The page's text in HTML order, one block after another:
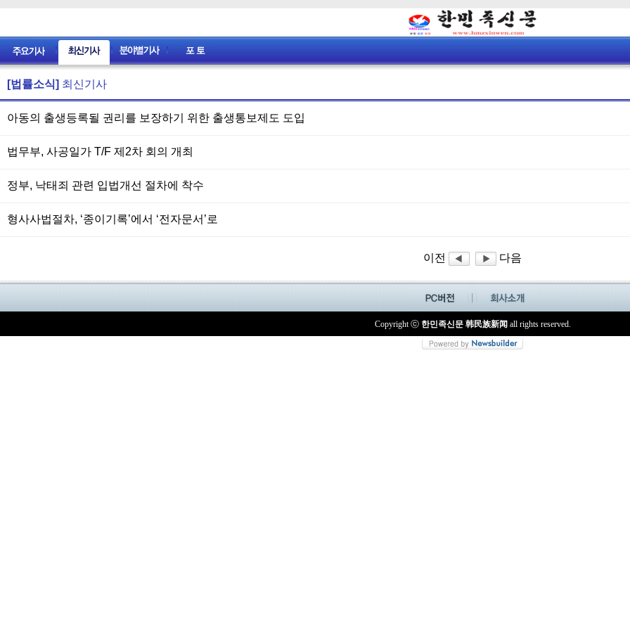
[법률소식] 최신기사
아동의 출생등록될 권리를 보장하기 위한 출생통보제도 도입
법무부, 사공일가 T/F 제2차 회의 개최
정부, 낙태죄 관련 입법개선 절차에 착수
형사사법절차, ‘종이기록’에서 ‘전자문서’로
이전 다음
Copyright ⓒ 한민족신문 韩民族新闻 all rights reserved.